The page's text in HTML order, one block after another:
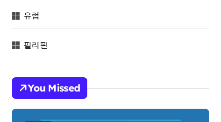
유럽
필리핀
You Missed